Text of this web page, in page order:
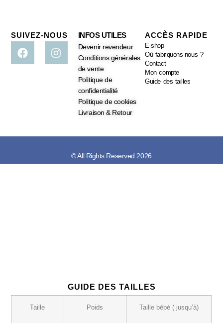
SUIVEZ-NOUS INFOS UTILES
Devenir revendeur
Conditions générales
de vente
Politique de
confidentialité
Politique de cookies
Livraison & Retour
ACCÈS RAPIDE
E-shop
Où fabriquons-nous ?
Contact
Mon compte
Guide des tailles
© All Rights Reserved 2026
GUIDE DES TAILLES
Taille Poids Taille bébé ( jusqu’à)